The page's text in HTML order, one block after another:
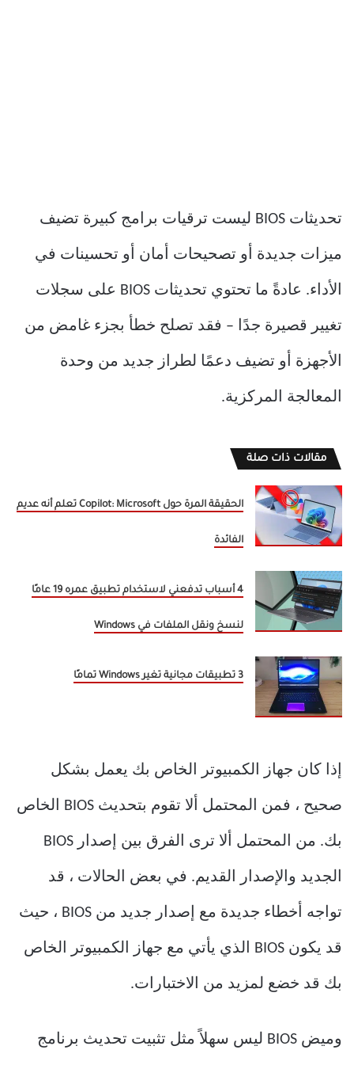
تحديثات BIOS ليست ترقيات برامج كبيرة تضيف
ميزات جديدة أو تصحيحات أمان أو تحسينات في
الأداء. عادةً ما تحتوي تحديثات BIOS على سجلات
تغيير قصيرة جدًا – فقد تصلح خطأ بجزء غامض من
الأجهزة أو تضيف دعمًا لطراز جديد من وحدة
المعالجة المركزية.
مقالات ذات صلة
الحقيقة المرة حول Copilot: Microsoft تعلم أنه عديم
الفائدة
4 أسباب تدفعني لاستخدام تطبيق عمره 19 عامًا
لنسخ ونقل الملفات في Windows
3 تطبيقات مجانية تغير Windows تمامًا
إذا كان جهاز الكمبيوتر الخاص بك يعمل بشكل
صحيح ، فمن المحتمل ألا تقوم بتحديث BIOS الخاص
بك. من المحتمل ألا ترى الفرق بين إصدار BIOS
الجديد والإصدار القديم. في بعض الحالات ، قد
تواجه أخطاء جديدة مع إصدار جديد من BIOS ، حيث
قد يكون BIOS الذي يأتي مع جهاز الكمبيوتر الخاص
بك قد خضع لمزيد من الاختبارات.
وميض BIOS ليس سهلاً مثل تثبيت تحديث برنامج